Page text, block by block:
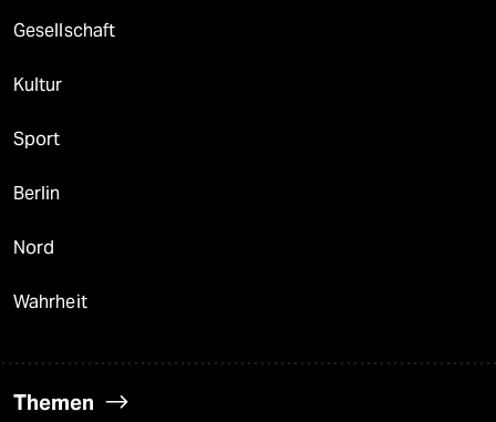
Gesellschaft
Kultur
Sport
Berlin
Nord
Wahrheit
Themen